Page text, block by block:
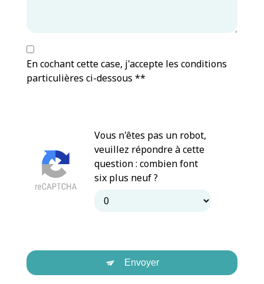
En cochant cette case, j'accepte les conditions
particulières ci-dessous **
Vous n'êtes pas un robot,
veuillez répondre à cette
question : combien font
six plus neuf ?
Envoyer